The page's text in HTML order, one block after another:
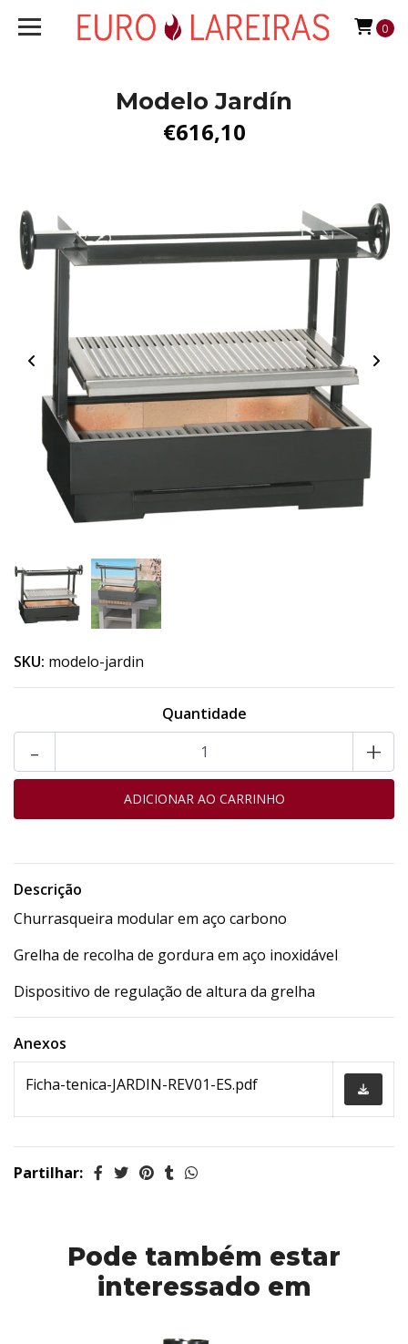
0
Modelo Jardín
€616,10
SKU: modelo-jardin
Quantidade
- +
Descrição
Churrasqueira modular em aço carbono
Grelha de recolha de gordura em aço inoxidável
Dispositivo de regulação de altura da grelha
Anexos
Ficha-tenica-JARDIN-REV01-ES.pdf
Partilhar:
Pode também estar
interessado em